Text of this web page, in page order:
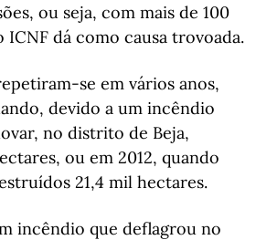
ou seja, com mais de 100
ICNF dá como causa trovoada.
se em vários anos,
devido a um incêndio
no distrito de Beja,
ou em 2012, quando
21,4 mil hectares.
incêndio que deflagrou no